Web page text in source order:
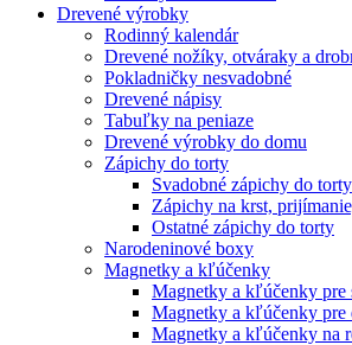
Drevené výrobky
Rodinný kalendár
Drevené nožíky, otváraky a
Pokladničky nesvadobné
Drevené nápisy
Tabuľky na peniaze
Drevené výrobky do domu
Zápichy do torty
Svadobné zápichy do torty
Zápichy na krst,
Ostatné zápichy do torty
Narodeninové boxy
Magnetky a kľúčenky
Magnetky a kľúčenky pre
Magnetky a kľúčenky pre
Magnetky a kľúčenky na